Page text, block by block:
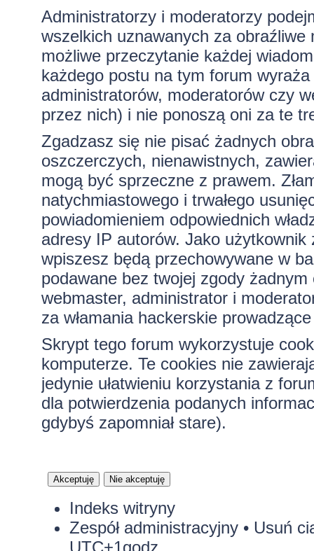
Administratorzy i moderatorzy
wszelkich uznawanych za obraźliwe
możliwe przeczytanie każdej
każdego postu na tym forum
administratorów, moderatorów czy
przez nich) i nie ponoszą oni za te
Zgadzasz się nie pisać żadnych
oszczerczych, nienawistnych,
mogą być sprzeczne z prawem.
natychmiastowego i trwałego
powiadomieniem odpowiednich
adresy IP autorów. Jako
wpiszesz będą przechowywane w
podawane bez twojej zgody
webmaster, administrator i
za włamania hackerskie
Skrypt tego forum wykorzystuje
komputerze. Te cookies nie
jedynie ułatwieniu korzystania z
dla potwierdzenia podanych
gdybyś zapomniał stare).
Indeks witryny
Zespół administracyjny• Usuń
UTC+1godz.